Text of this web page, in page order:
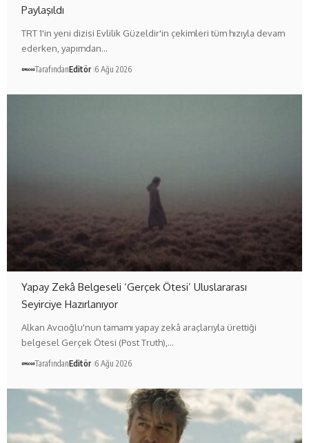
Paylaşıldı
TRT 1'in yeni dizisi Evlilik Güzeldir'in çekimleri tüm hızıyla devam
ederken, yapımdan…
TarafındanEditör 6 Ağu 2026
Yapay Zekâ Belgeseli ‘Gerçek Ötesi’ Uluslararası
Seyirciye Hazırlanıyor
Alkan Avcıoğlu'nun tamamı yapay zekâ araçlarıyla ürettiği
belgesel Gerçek Ötesi (Post Truth),…
TarafındanEditör 6 Ağu 2026